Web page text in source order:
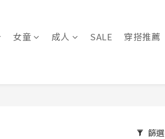
女童 成人 SALE
穿搭推薦
篩選